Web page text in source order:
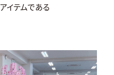
イテムである